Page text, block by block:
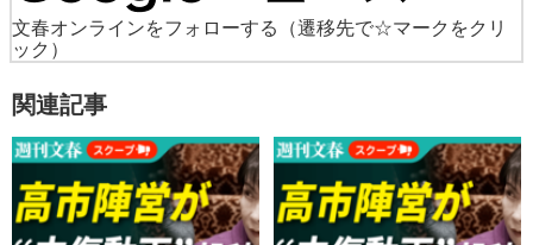
文春オンラインをフォローする
（遷移先で☆マークをクリ
ック）
関連記事